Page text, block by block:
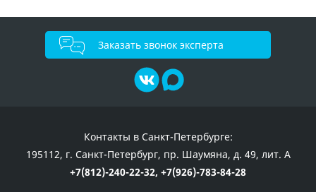
Заказать звонок эксперта
Контакты в Санкт-Петербурге:
195112, г. Санкт-Петербург, пр. Шаумяна, д. 49, лит. А
+7(812)-240-22-32, +7(926)-783-84-28